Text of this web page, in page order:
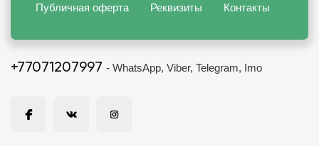
Публичная оферта Реквизиты Контакты
+77071207997 - WhatsApp, Viber, Telegram, Imo